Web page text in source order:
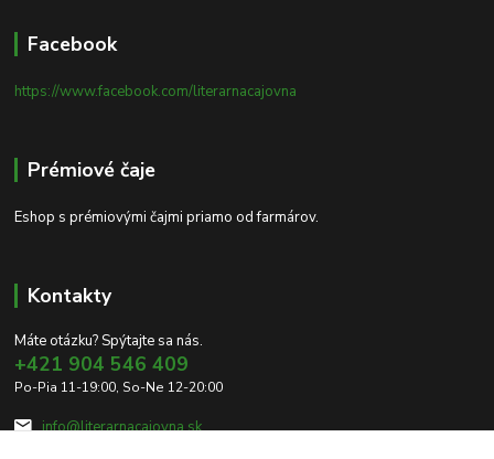
Facebook
https://www.facebook.com/literarnacajovna
Prémiové čaje
Eshop s prémiovými čajmi priamo od farmárov.
Kontakty
Máte otázku? Spýtajte sa nás.
+421 904 546 409
Po-Pia 11-19:00, So-Ne 12-20:00
info@literarnacajovna.sk